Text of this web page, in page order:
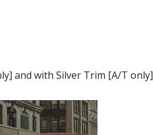
and with Silver Trim [A/T only]